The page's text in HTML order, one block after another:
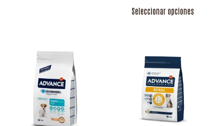
Seleccionar opciones